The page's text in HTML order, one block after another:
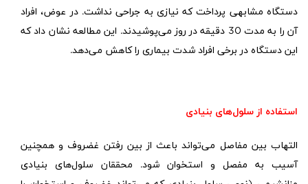
دستگاه مشابهی پرداخت که نیازی به جراحی نداشت. در عوض، افراد
آن را به مدت 30 دقیقه در روز می‌پوشیدند. این مطالعه نشان داد که
این دستگاه در برخی افراد شدت بیماری را کاهش می‌دهد.
استفاده از سلول‌های بنیادی
التهاب بین مفاصل می‌تواند باعث از بین رفتن غضروف و همچنین
آسیب به مفصل و استخوان شود. محققان سلول‌های بنیادی